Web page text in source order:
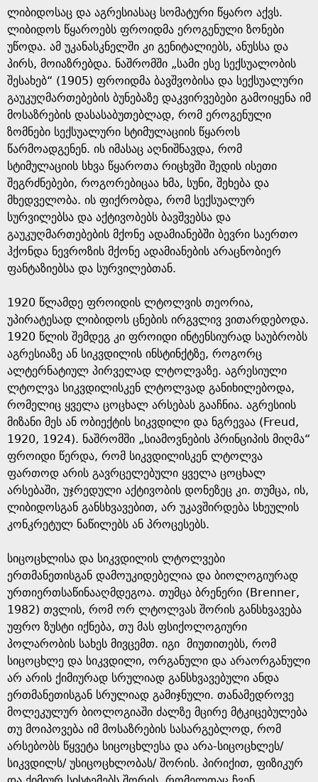
ლიბიდოსაც და აგრესიასაც სომატური წყარო აქვს.
ლიბიდოს წყაროებს ფროიდმა ეროგენული ზონები
უწოდა. ამ უკანასკნელში კი გენიტალიებს, ანუსსა და
პირს, მოიაზრებდა. ნაშრომში „სამი ესე სექსუალობის
შესახებ“ (1905) ფროიდმა ბავშვობისა და სექსუალური
გაუკუღმართებების ბუნებაზე დაკვირვებები გამოიყენა იმ
მოსაზრების დასასაბუთებლად, რომ ეროგენული
ზომნები სექსუალური სტიმულაციის წყაროს
წარმოადგენენ. ის იმასაც აღნიშნავდა, რომ
სტიმულაციის სხვა წყაროთა რიცხვში შედის ისეთი
შეგრძნებები, როგორებიცაა ხმა, სუნი, შეხება და
მხედველობა. ის ფიქრობდა, რომ სექსუალურ
სურვილებსა და აქტივობებს ბავშვებსა და
გაუკუღმართებების მქონე ადამიანებში ბევრი საერთო
ჰქონდა ნევროზის მქონე ადამიანების არაცნობიერ
ფანტაზიებსა და სურვილებთან.
1920 წლამდე ფროიდის ლტოლვის თეორია,
უპირატესად ლიბიდოს ცნების ირგვლივ ვითარდებოდა.
1920 წლის შემდეგ კი ფროიდი ინტენსიურად საუბრობს
აგრესიაზე ან სიკვდილის ინსტინქტზე, როგორც
ალტერნატიულ პირველად ლტოლვაზე. აგრესიული
ლტოლვა სიკვდილისკენ ლტოლვად განიხილებოდა,
რომელიც ყველა ცოცხალ არსებას გააჩნია. აგრესიის
მიზანი მეს ან ობიექტის სიკვდილი და ნგრევაა (Freud,
1920, 1924). ნაშრომში „სიამოვნების პრინციპის მიღმა“
ფროიდი წერდა, რომ სიკვდილისკენ ლტოლვა
ფართოდ არის გავრცელებული ყველა ცოცხალ
არსებაში, უჯრედული აქტივობის დონეზეც კი. თუმცა, ის,
ლიბიდოსგან განსხვავებით, არ უკავშირდება სხეულის
კონკრეტულ ნაწილებს ან პროცესებს.
სიცოცხლისა და სიკვდილის ლტოლვები
ერთმანეთისგან დამოუკიდებელია და ბიოლოგიურად
ურთიერთსაწინააღმდეგოა. თუმცა ბრენერი (Brenner,
1982) თვლის, რომ ორ ლტოლვას შორის განსხვავება
უფრო ზუსტი იქნება, თუ მას ფსიქოლოგიური
პოლარობის სახეს მივცემთ. იგი მიუთითებს, რომ
სიცოცხლე და სიკვდილი, ორგანული და არაორგანული
არ არის ქიმიურად სრულიად განსხვავებული ანდა
ერთმანეთისგან სრულიად გამიჯნული. თანამედროვე
მოლეკულურ ბიოლოგიაში ძალზე მცირე მტკიცებულება
თუ მოიპოვება იმ მოსაზრების სასარგებლოდ, რომ
არსებობს წყვეტა სიცოცხლესა და არა-სიცოცხლეს/
სიკვდილს/ უსიცოცხლობას/ შორის. პირიქით, ფიზიკურ